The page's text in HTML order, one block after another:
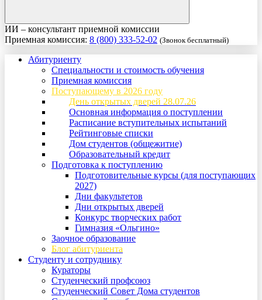
ИИ – консультант приемной комиссии
Приемная комиссия: 8 (800) 333-52-02 (Звонок бесплатный)
Абитуриенту
Специальности и стоимость обучения
Приемная комиссия
Поступающему в 2026 году
День открытых дверей 28.07.26
Основная информация о поступлении
Расписание вступительных испытаний
Рейтинговые списки
Дом студентов (общежитие)
Образовательный кредит
Подготовка к поступлению
Подготовительные курсы (для поступающих
2027)
Дни факультетов
Дни открытых дверей
Конкурс творческих работ
Гимназия «Ольгино»
Заочное образование
Блог абитуриента
Студенту и сотруднику
Кураторы
Студенческий профсоюз
Студенческий Совет Дома студентов